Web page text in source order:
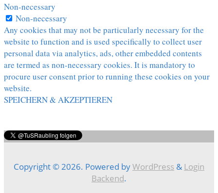
Non-necessary
Non-necessary
Any cookies that may not be particularly necessary for the
website to function and is used specifically to collect user
personal data via analytics, ads, other embedded contents
are termed as non-necessary cookies. It is mandatory to
procure user consent prior to running these cookies on your
website.
SPEICHERN & AKZEPTIEREN
Copyright © 2026. Powered byWordPress & Login
Backend.